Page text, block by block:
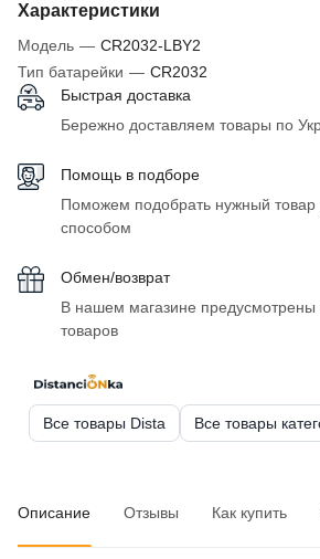
Характеристики
Модель — CR2032-LBY2
Тип батарейки — CR2032
Быстрая доставка
Бережно доставляем товары по
Помощь в подборе
Поможем подобрать нужный
способом
Обмен/возврат
В нашем магазине предусмотрены
товаров
Все товары Dista Все товары
Описание Отзывы Как купить